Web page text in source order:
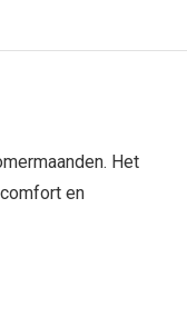
Het
en